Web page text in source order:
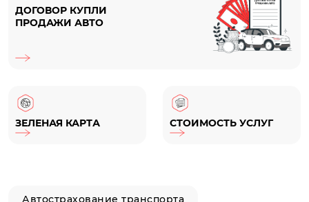
ДОГОВОР КУПЛИ
ПРОДАЖИ АВТО
ЗЕЛЕНАЯ КАРТА СТОИМОСТЬ УСЛУГ
Автострахование транспорта